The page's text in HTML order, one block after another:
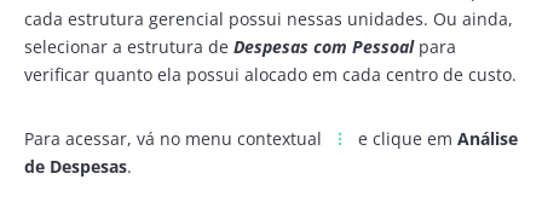
cada estrutura gerencial possui nessas unidades. Ou ainda,
selecionar a estrutura de Despesas com Pessoalpara
verificar quanto ela possui alocado em cada centro de custo.
Para acessar, vá no menu contextual e clique em Análise
de Despesas.